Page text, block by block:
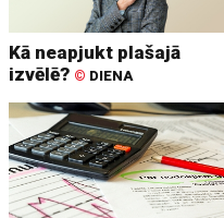
Kā neapjukt plašajā
izvēlē? © DIENA